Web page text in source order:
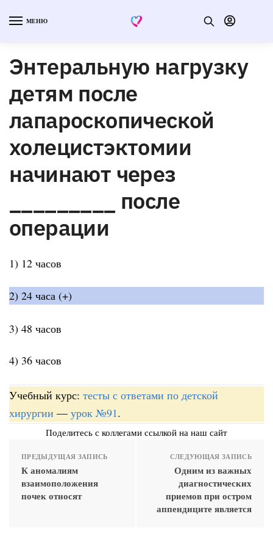
МЕНЮ
Энтеральную нагрузку
детям после
лапароскопической
холецистэктомии
начинают через
_________ после
операции
1) 12 часов
2) 24 часа (+)
3) 48 часов
4) 36 часов
Учебный курс: тесты с ответами по детской
хирургии — урок №91.
Поделитесь с коллегами ссылкой на наш сайт
ПРЕДЫДУЩАЯ ЗАПИСЬ
К аномалиям
взаимоположения
почек относят
СЛЕДУЮЩАЯ ЗАПИСЬ
Одним из важных
диагностических
приемов при остром
аппендиците является